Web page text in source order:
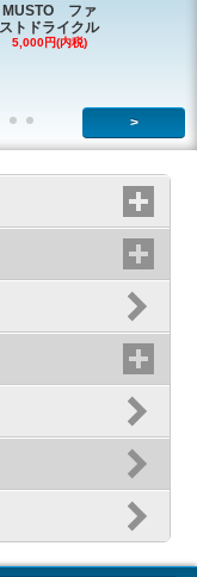
MUSTO ファ
ストドライクル
5,000円(内税)
>